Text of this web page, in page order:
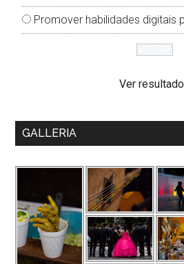
Promover habilidades digitais
Ver
GALLERIA